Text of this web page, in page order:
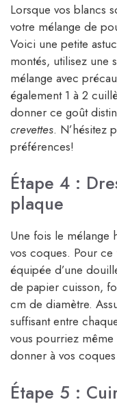
Lorsque vos blancs
votre mélange de
Voici une petite
montés, utilisez une
mélange avec
également 1 à 2
donner ce goût
crevettes. N’hésitez
préférences!
Étape 4 :
plaque
Une fois le mélange
vos coques. Pour
équipée d’une
de papier cuisson,
cm de diamètre.
suffisant entre
vous pourriez
donner à vos
Étape 5 :